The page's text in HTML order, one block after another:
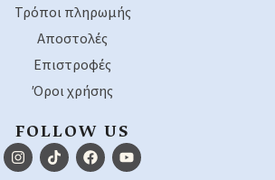
Τρόποι πληρωμής
Αποστολές
Επιστροφές
Όροι χρήσης
FOLLOW US